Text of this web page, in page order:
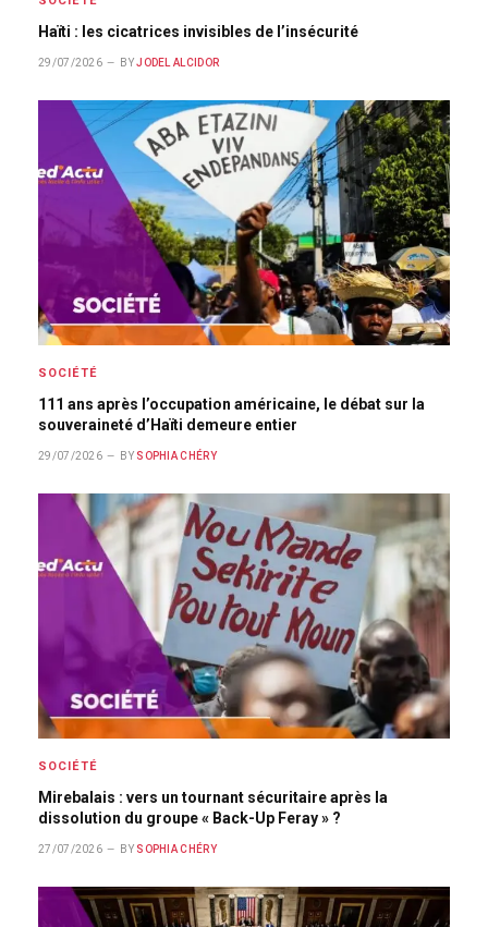
Haïti : les cicatrices invisibles de l’insécurité
29/07/2026 BY JODEL ALCIDOR
SOCIÉTÉ
111 ans après l’occupation américaine, le débat sur la
souveraineté d’Haïti demeure entier
29/07/2026 BY SOPHIA CHÉRY
SOCIÉTÉ
Mirebalais : vers un tournant sécuritaire après la
dissolution du groupe « Back-Up Feray » ?
27/07/2026 BY SOPHIA CHÉRY